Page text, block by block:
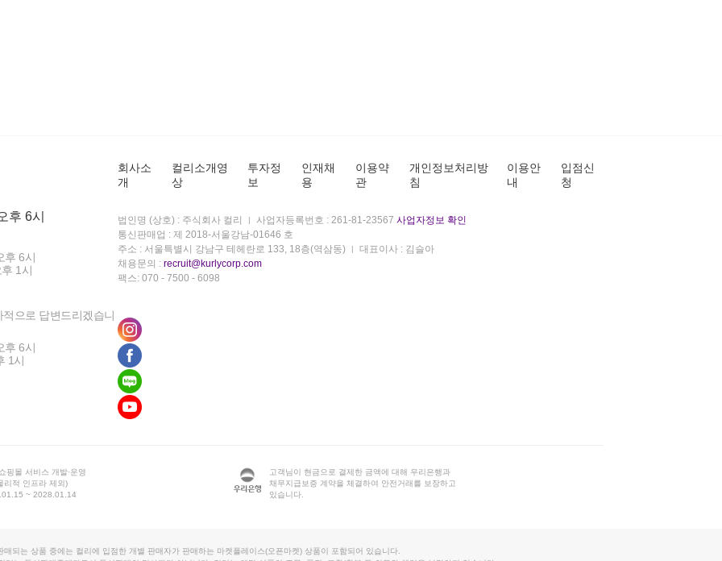
후 6시
후 6시
1시
으로 답변드리겠습니
후 6시
1시
회사소
개
컬리소개영
상
투자정
보
인재채
용
이용약
관
개인정보처리방
침
이용안
내
입점신
청
법인명 (상호) : 주식회사 컬리 사업자등록번호 : 261-81-23567 사업자정보 확인
통신판매업 : 제 2018-서울강남-01646 호
주소 : 서울특별시 강남구 테헤란로 133, 18층(역삼동)
대표이사 : 김슬아
채용문의 : recruit@kurlycorp.com
팩스: 070 - 7500 - 6098
핑몰 서비스 개발·운영
리적 인프라 제외)
~ 2028.01.14
고객님이 현금으로 결제한 금액에 대해 우리은행과
채무지급보증 계약을 체결하여 안전거래를 보장하고
있습니다.
매되는 상품 중에는 컬리에 입점한 개별 판매자가 판매하는 마켓플레이스(오픈마켓) 상품이 포함되어 있습니다.